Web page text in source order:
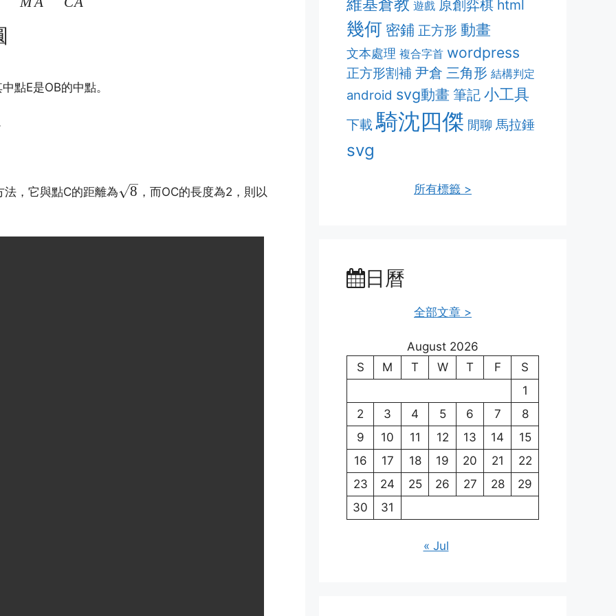
點E是OB的中點。
，它與點C的距離為\sqrt{8}
8 ，而OC的長度為2，則以
遊戲 原創弈棋 html
幾何 密鋪 正方形 動畫
文本處理 複合字首 wordpress
正方形割補 尹倉 三角形 結構判定
android svg動畫 筆記 小工具
下載 騎沈四傑 閒聊 馬拉錘
svg
所有標籤 >
日曆
全部文章 >
August 2026
S
M T W T F
S
1
2
3 4 5 6 7
8
9
10 11 12 13 14
15
16
17 18 19 20 21
22
23
24 25 26 27 28
29
30
31
« Jul